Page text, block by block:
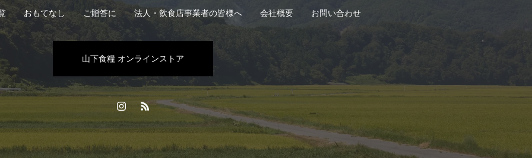
おもてなし ご贈答に 法人・飲食店事業者の皆様へ 会社概要 お問い合わせ
山下食糧 オンラインストア